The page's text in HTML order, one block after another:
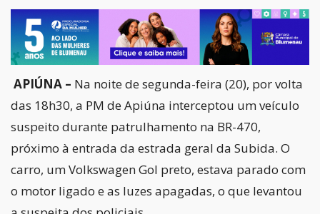
APIÚNA – Na noite de segunda-feira (20), por volta
das 18h30, a PM de Apiúna interceptou um veículo
suspeito durante patrulhamento na BR-470,
próximo à entrada da estrada geral da Subida. O
carro, um Volkswagen Gol preto, estava parado com
o motor ligado e as luzes apagadas, o que levantou